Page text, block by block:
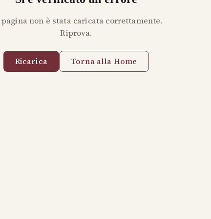
non è stata caricata correttamente.
Riprova.
Ricarica Torna alla Home